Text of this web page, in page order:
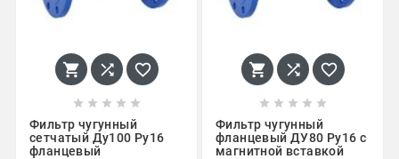
  
    
Фильтр чугунный
сетчатый Ду100 Ру16
фланцевый
  
    
Фильтр чугунный
фланцевый ДУ80 Ру16 с
магнитной вставкой